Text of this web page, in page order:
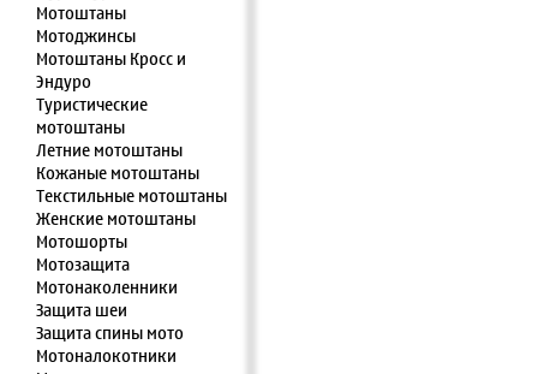
Мотоштаны
Мотоджинсы
Мотоштаны Кросс и
Эндуро
Туристические
мотоштаны
Летние мотоштаны
Кожаные мотоштаны
Текстильные мотоштаны
Женские мотоштаны
Мотошорты
Мотозащита
Мотонаколенники
Защита шеи
Защита спины мото
Мотоналокотники